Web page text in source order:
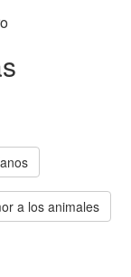
a los animales